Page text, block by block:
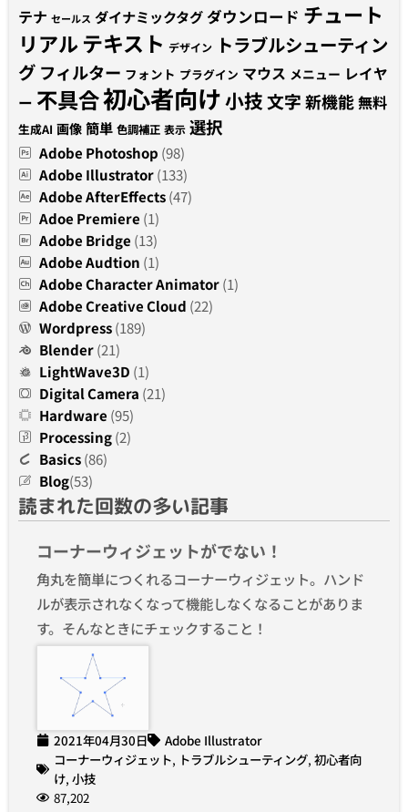
テナ セールス ダイナミックタグダウンロード チュート
リアルテキスト デザイン トラブルシューティン
グ フィルター フォント プラグイン マウス メニュー レイヤ
ー 不具合初心者向け小技文字新機能無料
生成AI 画像 簡単 色調補正 表示 選択
Adobe Photoshop (98)
Adobe Illustrator(133)
Adobe AfterEffects(47)
Adoe Premiere (1)
Adobe Bridge (13)
Adobe Audtion (1)
Adobe Character Animator(1)
Adobe Creative Cloud (22)
Wordpress(189)
Blender(21)
LightWave3D (1)
Digital Camera (21)
Hardware (95)
Processing(2)
Basics(86)
Blog(53)
読まれた回数の多い記事
コーナーウィジェットがでない！
角丸を簡単につくれるコーナーウィジェット。ハンド
ルが表示されなくなって機能しなくなることがありま
す。そんなときにチェックすること！
2021年04月30日
Adobe Illustrator
コーナーウィジェット, トラブルシューティング, 初心者向
け, 小技
87,202